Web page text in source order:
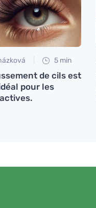
5 min
de cils est
pour les